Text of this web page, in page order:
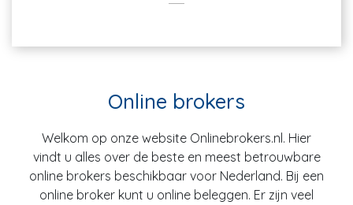
Online brokers
Welkom op onze website Onlinebrokers.nl. Hier
vindt u alles over de beste en meest betrouwbare
online brokers beschikbaar voor Nederland. Bij een
online broker kunt u online beleggen. Er zijn veel